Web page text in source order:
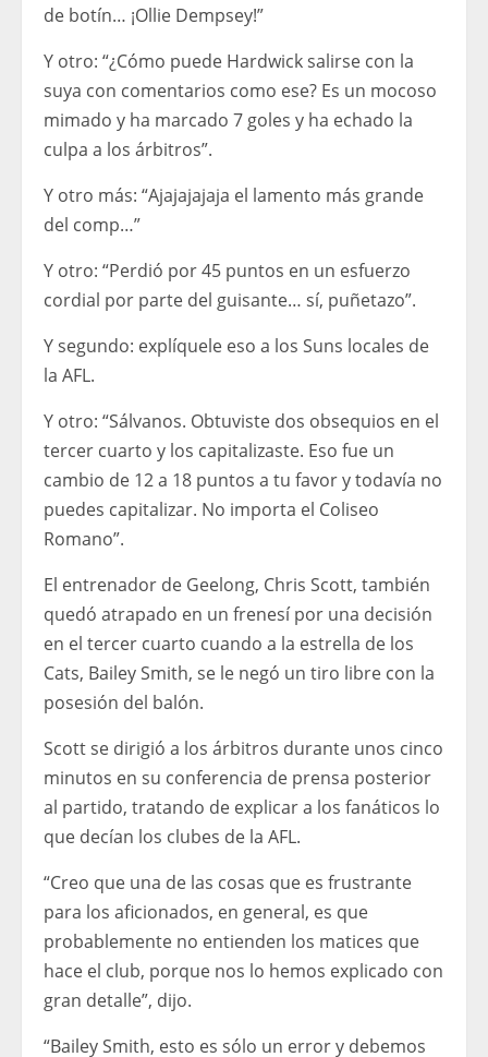
de botín… ¡Ollie Dempsey!”
Y otro: “¿Cómo puede Hardwick salirse con la
suya con comentarios como ese? Es un mocoso
mimado y ha marcado 7 goles y ha echado la
culpa a los árbitros”.
Y otro más: “Ajajajajaja el lamento más grande
del comp…”
Y otro: “Perdió por 45 puntos en un esfuerzo
cordial por parte del guisante… sí, puñetazo”.
Y segundo: explíquele eso a los Suns locales de
la AFL.
Y otro: “Sálvanos. Obtuviste dos obsequios en el
tercer cuarto y los capitalizaste. Eso fue un
cambio de 12 a 18 puntos a tu favor y todavía no
puedes capitalizar. No importa el Coliseo
Romano”.
El entrenador de Geelong, Chris Scott, también
quedó atrapado en un frenesí por una decisión
en el tercer cuarto cuando a la estrella de los
Cats, Bailey Smith, se le negó un tiro libre con la
posesión del balón.
Scott se dirigió a los árbitros durante unos cinco
minutos en su conferencia de prensa posterior
al partido, tratando de explicar a los fanáticos lo
que decían los clubes de la AFL.
“Creo que una de las cosas que es frustrante
para los aficionados, en general, es que
probablemente no entienden los matices que
hace el club, porque nos lo hemos explicado con
gran detalle”, dijo.
“Bailey Smith, esto es sólo un error y debemos